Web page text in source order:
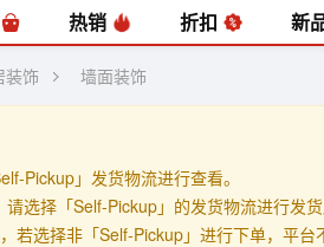
风扇
编藤套装
热销 折扣 新
装饰 墙面装饰
Pickup」发货物流进行查看。
选择「Self-Pickup」的发货物流进行发货
若选择非「Self-Pickup」进行下单，平